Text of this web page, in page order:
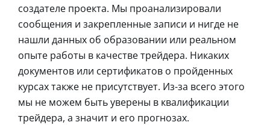
создателе проекта. Мы проанализировали
сообщения и закрепленные записи и нигде не
нашли данных об образовании или реальном
опыте работы в качестве трейдера. Никаких
документов или сертификатов о пройденных
курсах также не присутствует. Из-за всего этого
мы не можем быть уверены в квалификации
трейдера, а значит и его прогнозах.